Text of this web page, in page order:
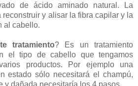
de ácido aminado natural. La
reconstruir y alisar la fibra capilar y la
al cabello.
tratamiento? Es un tratamiento
el tipo de cabello que tengamos
productos. Por ejemplo una
estado sólo necesitará el champú,
y dañada necesitaría los 4 pasos.